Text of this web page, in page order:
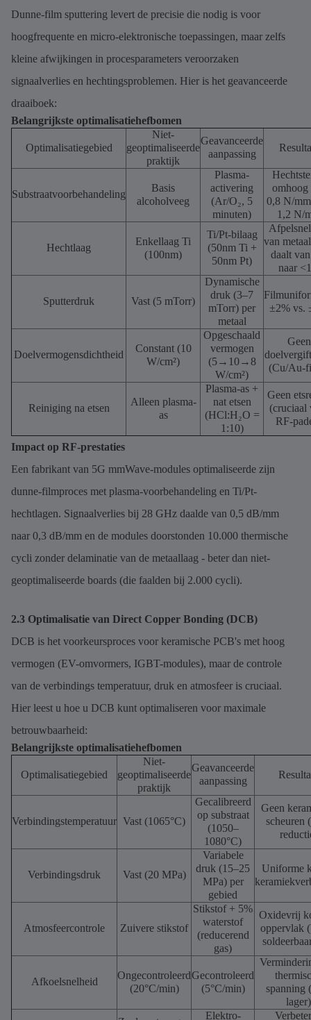
Dunne-film sputtering levert de precisie die nodig is voor
hoogfrequente en micro-elektronische toepassingen, maar zelfs
kleine afwijkingen in procesparameters veroorzaken
signaalverlies en hechtingsproblemen. Hier is het geavanceerde
draaiboek:
Belangrijkste optimalisatiehefbomen
Optimalisatiegebied
Niet-
geoptimaliseerde
praktijk
Geavanceerde
aanpassing
Substraatvoorbehandeling
Basis
alcoholveeg
Plasma-
activering
(Ar/O₂, 5
minuten)
omhoog
0,8 N/
1,2 N/
Hechtlaag
Enkellaag Ti
(100nm)
Ti/Pt-bilaag
(50nm Ti +
50nm Pt)
van
daalt
naar
Sputterdruk Vast (5 mTorr)
Dynamische
druk (3–7
mTorr) per
metaal
±2% vs.
Doelvermogensdichtheid
Constant (10
W/cm²)
Opgeschaald
vermogen
(5→10→8
W/cm²)
Geen
(Cu/Au-
Reiniging na etsen
Alleen plasma-
as
Plasma-as +
nat etsen
(HCl:H₂O =
1:10)
Geen
(cruciaal
RF-
Impact op RF-prestaties
Een fabrikant van 5G mmWave-modules optimaliseerde zijn
dunne-filmproces met plasma-voorbehandeling en Ti/Pt-
hechtlagen. Signaalverlies bij 28 GHz daalde van 0,5 dB/mm
naar 0,3 dB/mm en de modules doorstonden 10.000 thermische
cycli zonder delaminatie van de metaallaag - beter dan niet-
geoptimaliseerde boards (die faalden bij 2.000 cycli).
2.3 Optimalisatie van Direct Copper Bonding (DCB)
DCB is het voorkeursproces voor keramische PCB's met hoog
vermogen (EV-omvormers, IGBT-modules), maar de controle
van de verbindings temperatuur, druk en atmosfeer is cruciaal.
Hier leest u hoe u DCB kunt optimaliseren voor maximale
betrouwbaarheid:
Belangrijkste optimalisatiehefbomen
Optimalisatiegebied
Niet-
geoptimaliseerde
praktijk
Geavanceerde
aanpassing
Verbindingstemperatuur Vast (1065°C)
Gecalibreerd
op substraat
(1050–
1080°C)
Geen
scheuren
Verbindingsdruk Vast (20 MPa)
Variabele
druk (15–25
MPa) per
gebied
Uniforme
Atmosfeercontrole Zuivere stikstof
Stikstof + 5%
waterstof
(reducerend
gas)
Oxidevrij
oppervlak
Afkoelsnelheid
Ongecontroleerd
(20°C/min)
Gecontroleerd
(5°C/min)
spanning
lager)
Elektro-